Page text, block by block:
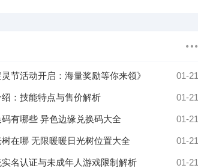
灵节活动开启：海量奖励等你来领》 01-21
：技能特点与售价解析 01-21
有哪些 异色边缘兑换码大全 01-21
在哪 无限暖暖日光树位置大全 01-21
名认证与未成年人游戏限制解析 01-21